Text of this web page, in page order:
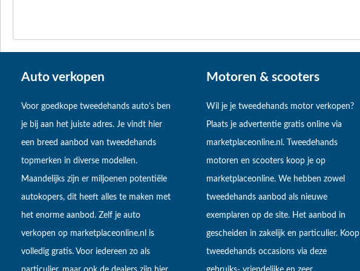
Auto verkopen
Voor goedkope tweedehands auto’s ben
je bij aan het juiste adres. Je vindt hier
een breed aanbod van tweedehands
topmerken in diverse modellen.
Maandelijks zijn er miljoenen potentiële
autokopers, dit heeft alles te maken met
het enorme aanbod. Zelf je auto
verkopen op marketplaceonline.nl is
volledig gratis. Voor iedereen zo als
Motoren & scooters
Wil je je tweedehands motor verkopen?
Plaats je advertentie gratis online via
marketplaceonline.nl. Tweedehands
motoren en scooters koop je op
marketplaceonline. We hebben zowel
tweedehands aanbod als nieuwe
exemplaren op de site. Het aanbod in
gescheiden in zakelijk en particulier. Koop
tweedehands occasions via deze